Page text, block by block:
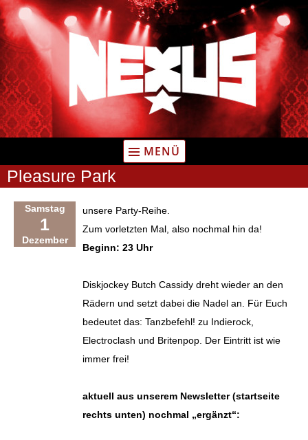
Zum
Inhalt
springen
MENÜ
Pleasure Park
Samstag
1
Dezember
unsere Party-Reihe.
Zum vorletzten Mal, also nochmal hin da!
Beginn: 23 Uhr
Diskjockey Butch Cassidy dreht wieder an den
Rädern und setzt dabei die Nadel an. Für Euch
bedeutet das: Tanzbefehl! zu Indierock,
Electroclash und Britenpop. Der Eintritt ist wie
immer frei!
aktuell aus unserem Newsletter (startseite
rechts unten) nochmal „ergänzt“: